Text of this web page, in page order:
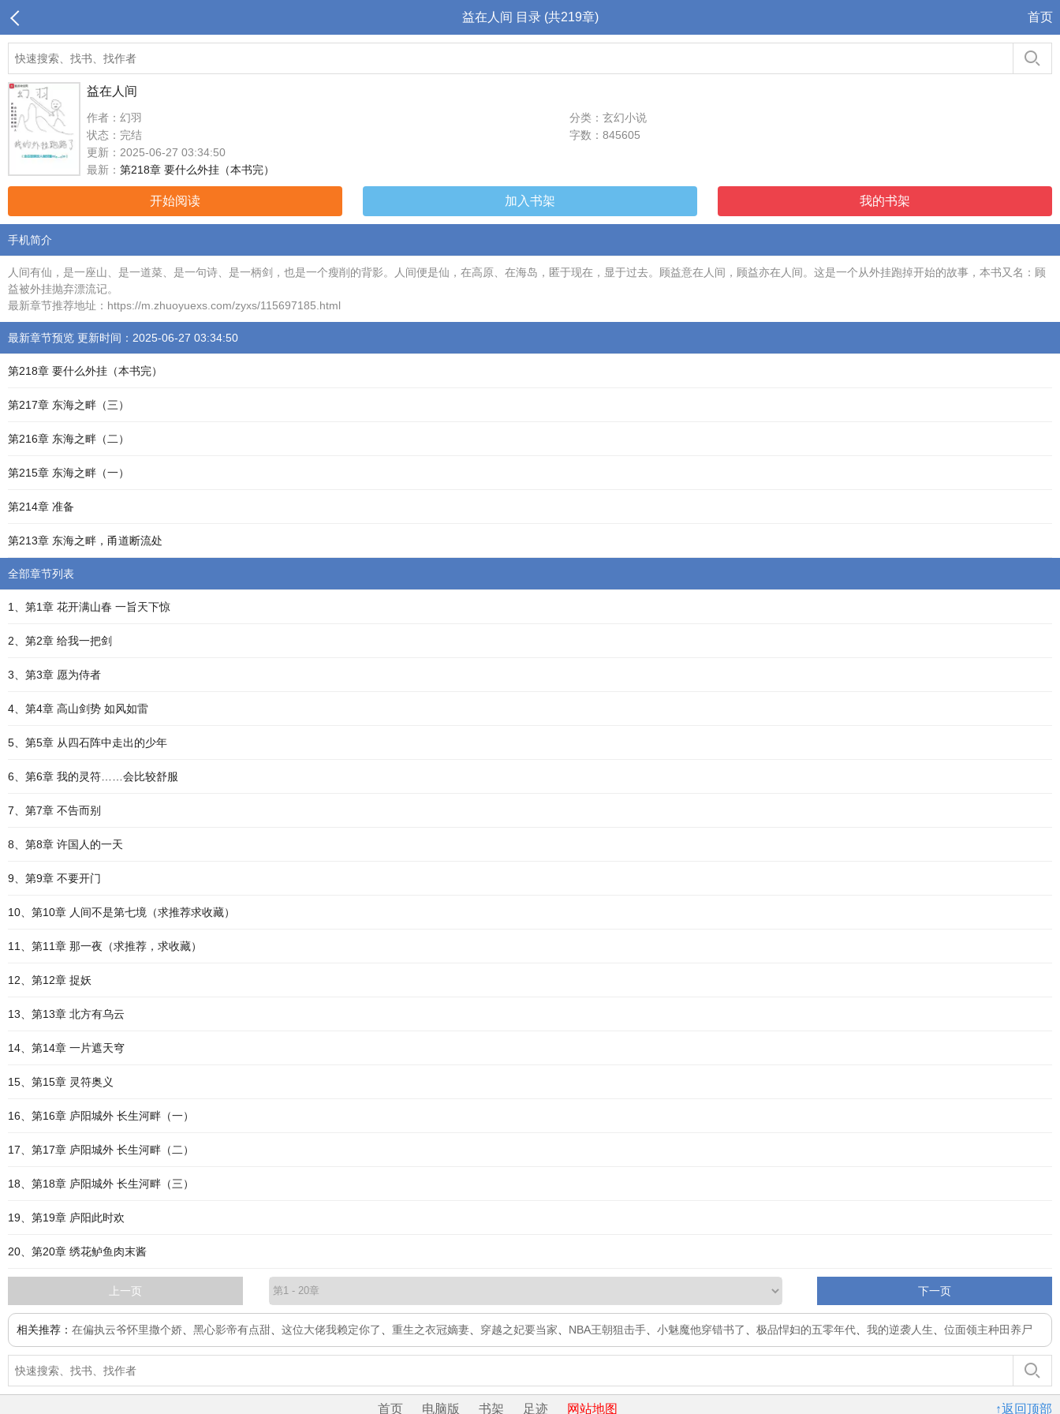
益在人间 目录 (共219章) 首页
益在人间
作者：幻羽
分类：玄幻小说
状态：完结
字数：845605
更新：2025-06-27 03:34:50
最新： 第218章 要什么外挂（本书完）
开始阅读 加入书架 我的书架
手机简介
人间有仙，是一座山、是一道菜、是一句诗、是一柄剑，也是一个瘦削的背影。人间便是仙，在高原、在海岛，匿于现在，显于过去。顾益意在人间，顾益亦在人间。这是一个从外挂跑掉开始的故事，本书又名：顾
益被外挂抛弃漂流记。
最新章节推荐地址：https://m.zhuoyuexs.com/zyxs/115697185.html
最新章节预览 更新时间：2025-06-27 03:34:50
第218章 要什么外挂（本书完）
第217章 东海之畔（三）
第216章 东海之畔（二）
第215章 东海之畔（一）
第214章 准备
第213章 东海之畔，甬道断流处
全部章节列表
1、第1章 花开满山春 一旨天下惊
2、第2章 给我一把剑
3、第3章 愿为侍者
4、第4章 高山剑势 如风如雷
5、第5章 从四石阵中走出的少年
6、第6章 我的灵符……会比较舒服
7、第7章 不告而别
8、第8章 许国人的一天
9、第9章 不要开门
10、第10章 人间不是第七境（求推荐求收藏）
11、第11章 那一夜（求推荐，求收藏）
12、第12章 捉妖
13、第13章 北方有乌云
14、第14章 一片遮天穹
15、第15章 灵符奥义
16、第16章 庐阳城外 长生河畔（一）
17、第17章 庐阳城外 长生河畔（二）
18、第18章 庐阳城外 长生河畔（三）
19、第19章 庐阳此时欢
20、第20章 绣花鲈鱼肉末酱
上一页 下一页
相关推荐： 在偏执云爷怀里撒个娇 黑心影帝有点甜 这位大佬我赖定你了 重生之衣冠嫡妻 穿越之妃要当家 NBA王朝狙击手 小魅魔他穿错书了 极品悍妇的五零年代 我的逆袭人生 位面领主种田养尸
↑返回顶部
首页 电脑版 书架 足迹 网站地图